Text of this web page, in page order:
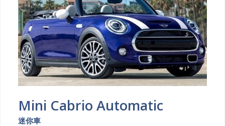
Mini Cabrio Automatic
迷你車